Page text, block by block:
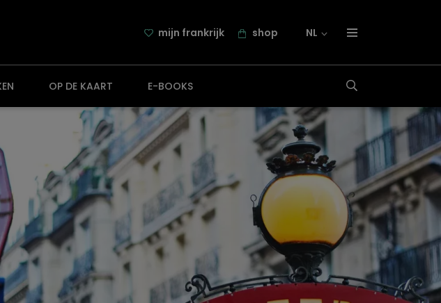
mijn frankrijk shop NL
over frankrijk.nl
samenwerking
contact
OP DE KAART E-BOOKS